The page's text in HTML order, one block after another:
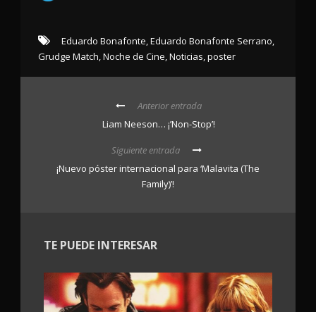
Eduardo Bonafonte,Eduardo Bonafonte Serrano,
Grudge Match,Noche de Cine,Noticias,poster
Anterior entrada
Liam Neeson… ¡’Non-Stop’!
Siguiente entrada
¡Nuevo póster internacional para ‘Malavita (The
Family)’!
TE PUEDE INTERESAR